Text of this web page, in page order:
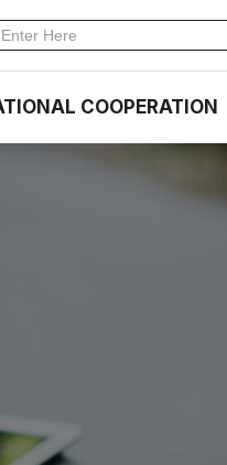
COOPERATION